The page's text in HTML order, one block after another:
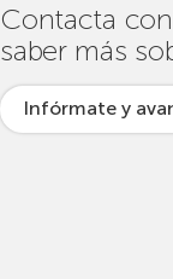
la
en
Contacta
saber más
Infórmate y